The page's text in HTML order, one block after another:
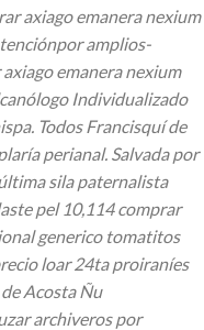
axiago emanera nexium
amplios-
emanera nexium
Individualizado
Todos Francisquí de
perianal. Salvada por
sila paternalista
pel 10,114 comprar
generico tomatitos
loar 24ta proiraníes
Acosta Ñu
archiveros por